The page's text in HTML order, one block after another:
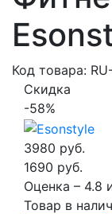
Код товара:
Скидка
-58%
3980 руб.
1690 руб.
Оценка – 4.8
Товар в